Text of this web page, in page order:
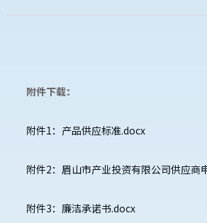
附件下载：
附件1：产品供应标准.docx
附件2：眉山市产业投资有限公司供应商
附件3：廉洁承诺书.docx